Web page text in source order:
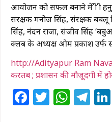
आयोजन को सफल बनाने में श्री श्री
संरक्षक मनोज सिंह, संरक्षक बबलू
सिंह, नंदन राजा, संजीव सिंह
क्लब के अध्यक्ष ओम प्रकाश उर्फ
http://Adityapur Ram
करतब ; प्रशासन की मौजूदगी में
Facebook
Twitter